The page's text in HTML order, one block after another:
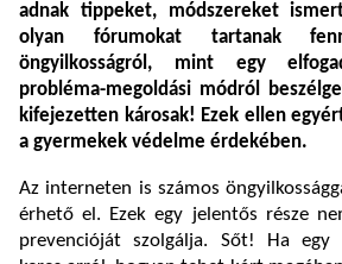
adnak tippeket, módszereket
olyan fórumokat tartanak
öngyilkosságról, mint egy
probléma-megoldási módról
kifejezetten károsak! Ezek ellen
a gyermekek védelme érdekében.
Az interneten is számos
érhető el. Ezek egy jelentős része
prevencióját szolgálja. Sőt! Ha egy